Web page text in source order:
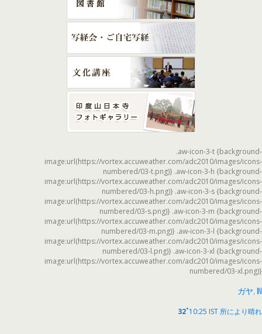
.aw-icon-3-t {background-
image:url(https://vortex.accuweather.com/adc2010/images/icons-
numbered/03-t.png)} .aw-icon-3-h {background-
image:url(https://vortex.accuweather.com/adc2010/images/icons-
numbered/03-h.png)} .aw-icon-3-s {background-
image:url(https://vortex.accuweather.com/adc2010/images/icons-
numbered/03-s.png)} .aw-icon-3-m {background-
image:url(https://vortex.accuweather.com/adc2010/images/icons-
numbered/03-m.png)} .aw-icon-3-l {background-
image:url(https://vortex.accuweather.com/adc2010/images/icons-
numbered/03-l.png)} .aw-icon-3-xl {background-
image:url(https://vortex.accuweather.com/adc2010/images/icons-
numbered/03-xl.png)}
ガヤ, IN
32°10:25 IST 所により晴れ